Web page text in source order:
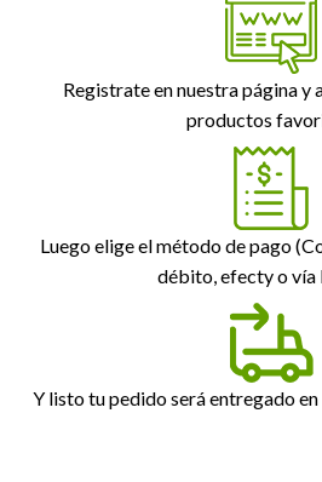
Registrate en nuestra página y
productos
Luego elige el método de pago
débito, efecty o vía
Y listo tu pedido será entregado